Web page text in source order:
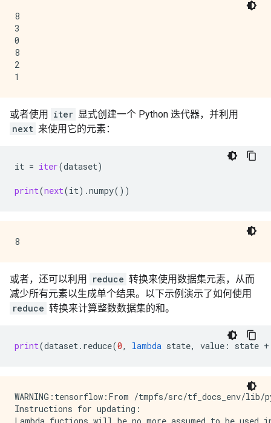
8
3
0
8
2
或者使用 iter 显式创建一个 Python 迭代器，并利用
next 来使用它的元素：
it = iter(dataset)
print(next(it) .numpy())
或者，还可以利用 reduce 转换来使用数据集元素，从而
减少所有元素以生成单个结果。以下示例演示了如何使用
reduce 转换来计算整数数据集的和。
print(dataset. reduce(0, lambda state, value : state +
WARNING:tensorflow:From /tmpfs/src/tf_docs_env/
Instructions for updating: